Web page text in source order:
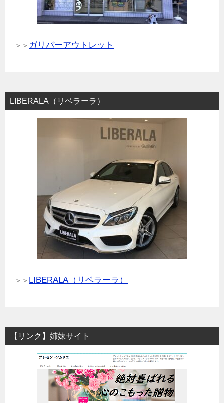
＞＞ ガリバーアウトレット
LIBERALA（リベラーラ）
＞＞ LIBERALA（リベラーラ）
【リンク】姉妹サイト